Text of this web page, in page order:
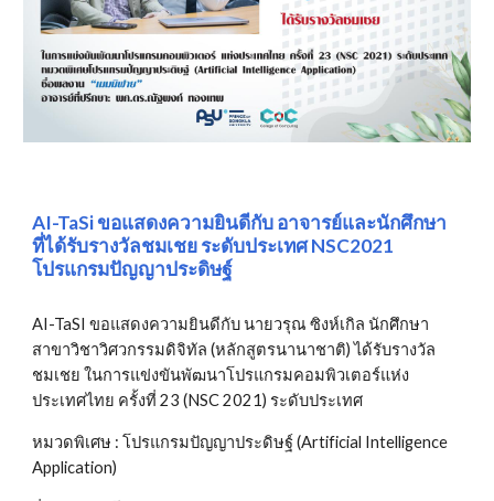
AI-TaSi ขอแสดงความยินดีกับ อาจารย์และนักศึกษา
ที่ได้รับรางวัลชมเชย ระดับประเทศ NSC2021
โปรแกรมปัญญาประดิษฐ์
AI-TaSI ขอแสดงความยินดีกับ นายวรุณ ซิงห์เกิล นักศึกษา
สาขาวิชาวิศวกรรมดิจิทัล (หลักสูตรนานาชาติ) ได้รับรางวัล
ชมเชย ในการแข่งขันพัฒนาโปรแกรมคอมพิวเตอร์แห่ง
ประเทศไทย ครั้งที่ 23 (NSC 2021) ระดับประเทศ
หมวดพิเศษ : โปรแกรมปัญญาประดิษฐ์ (Artificial Intelligence
Application)